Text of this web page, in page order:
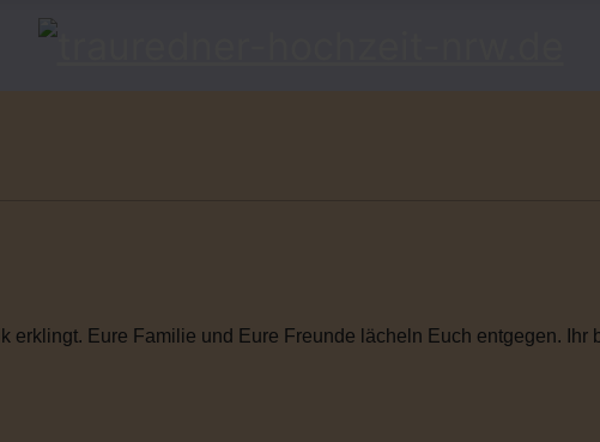
erklingt. Eure Familie und Eure Freunde lächeln Euch entgegen.